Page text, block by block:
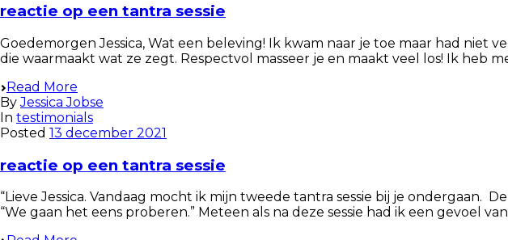
reactie op een tantra sessie
Goedemorgen Jessica, Wat een beleving! Ik kwam naar je toe maar had niet
die waarmaakt wat ze zegt. Respectvol masseer je en maakt veel los! Ik heb
Read More
By Jessica Jobse
In testimonials
Posted 13 december 2021
reactie op een tantra sessie
“Lieve Jessica. Vandaag mocht ik mijn tweede tantra sessie bij je ondergaan.
“We gaan het eens proberen.” Meteen als na deze sessie had ik een gevoel